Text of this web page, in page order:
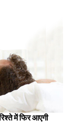
में फिर आएगी